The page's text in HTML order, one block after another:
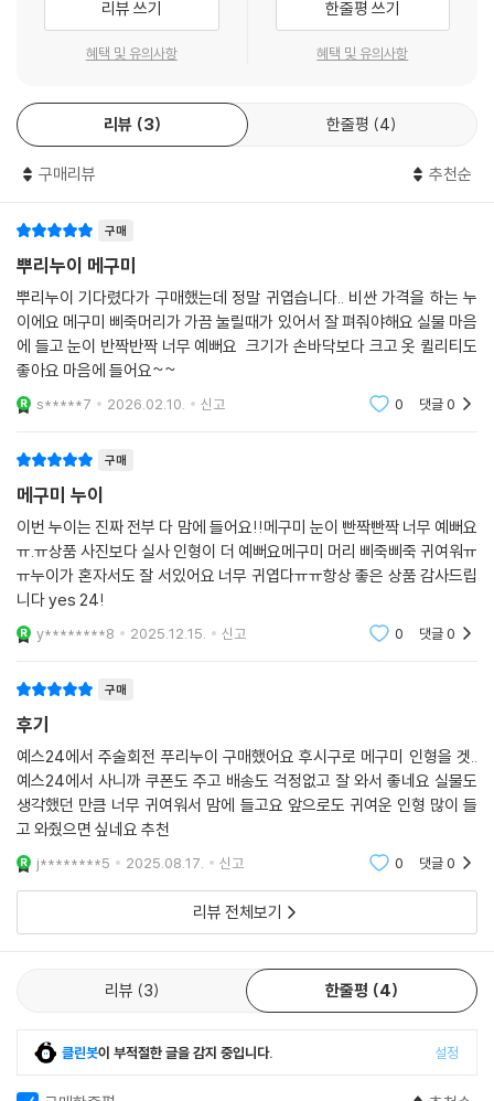
리뷰 쓰기
혜택 및 유의사항
한줄평 쓰기
혜택 및 유의사항
리뷰 3 한줄평 4
구매리뷰 추천순
구매
뿌리누이 메구미
뿌리누이 기다렸다가 구매했는데 정말 귀엽습니다.. 비싼 가격을 하는 누
이에요 메구미 삐죽머리가 가끔 눌릴때가 있어서 잘 펴줘야해요 실물 마음
에 들고 눈이 반짝반짝 너무 예뻐요 크기가 손바닥보다 크고 옷 퀼리티도
좋아요 마음에 들어요~~
s*****7 2026.02.10. 신고 0 댓글0
구매
메구미 누이
이번 누이는 진짜 전부 다 맘에 들어요!!메구미 눈이 빤짝빤짝 너무 예뻐요
ㅠ.ㅠ상품 사진보다 실사 인형이 더 예뻐요메구미 머리 삐죽삐죽 귀여워ㅠ
ㅠ누이가 혼자서도 잘 서있어요 너무 귀엽다ㅠㅠ항상 좋은 상품 감사드립
니다 yes 24!
y********8 2025.12.15. 신고 0 댓글0
구매
후기
예스24에서 주술회전 푸리누이 구매했어요 후시구로 메구미 인형을 겟..
예스24에서 사니까 쿠폰도 주고 배송도 걱정없고 잘 와서 좋네요 실물도
생각했던 만큼 너무 귀여워서 맘에 들고요 앞으로도 귀여운 인형 많이 들
고 와줬으면 싶네요 추천
j********5 2025.08.17. 신고 0 댓글0
리뷰 전체보기
리뷰 3 한줄평 4
클린봇이 부적절한 글을 감지 중입니다. 설정